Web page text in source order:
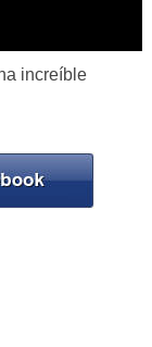
increíble